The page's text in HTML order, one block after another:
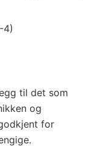
4)
til det som
og
for